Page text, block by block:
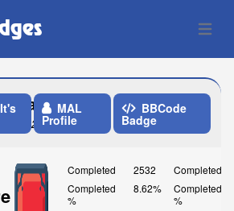
Open
2 Weeks ago
It's MAL
Profile
BBCode
Badge
Completed
2532
Completed
%
8.62%
Completed
Completed
%